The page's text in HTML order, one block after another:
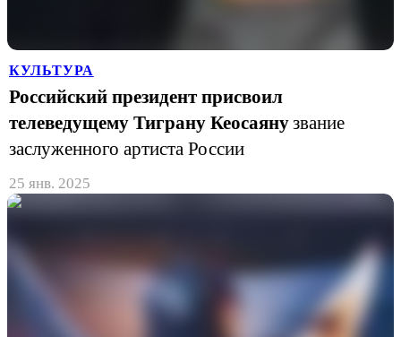
КУЛЬТУРА
Российский президент присвоил
телеведущему Тиграну Кеосаянузвание
заслуженного артиста России
25 янв. 2025